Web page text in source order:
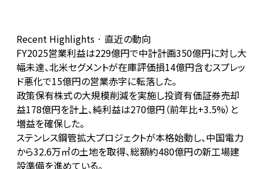
Recent Highlights · 直近の動向
FY2025営業利益は229億円で中計計画350億円に対し大
幅未達、北米セグメントが在庫評価損14億円含むスプレッ
ド悪化で15億円の営業赤字に転落した。
政策保有株式の大規模削減を実施し投資有価証券売却
益178億円を計上、純利益は270億円（前年比+3.5%）と
増益を確保した。
ステンレス鋼管拡大プロジェクトが本格始動し、中国電力
から32.6万㎡の土地を取得、総額約480億円の新工場建
設準備を進めている。